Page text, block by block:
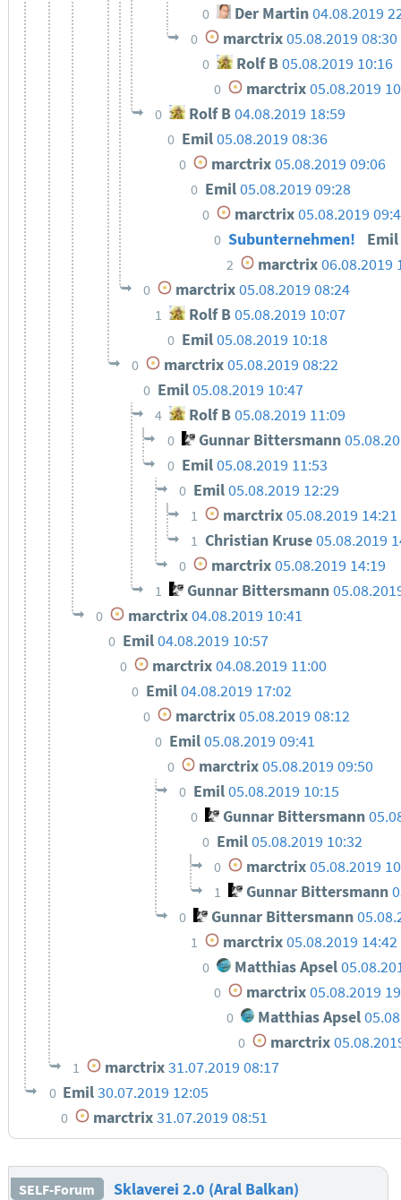
0 Der Martin04.08.2019
0 marctrix05.08.2019 08:30
0 Rolf B05.08.2019 10:16
0 marctrix05.08.2019
0 Rolf B04.08.2019 18:59
0 Emil05.08.2019 08:36
0 marctrix 05.08.2019 09:06
0 Emil05.08.2019 09:28
0 marctrix05.08.2019
0 Subunternehmen!
2 marctrix06.08.2019
0 marctrix05.08.2019 08:24
1 Rolf B05.08.2019 10:07
0 Emil05.08.2019 10:18
0 marctrix05.08.2019 08:22
0 Emil05.08.2019 10:47
4 Rolf B05.08.2019 11:09
0 Gunnar Bittersmann
0 Emil05.08.2019 11:53
0 Emil05.08.2019 12:29
1 marctrix05.08.2019 14:21
1 Christian Kruse05.08.2019
0 marctrix 05.08.2019 14:19
1 Gunnar Bittersmann
0 marctrix04.08.2019 10:41
0 Emil04.08.2019 10:57
0 marctrix 04.08.2019 11:00
0 Emil04.08.2019 17:02
0 marctrix05.08.2019 08:12
0 Emil05.08.2019 09:41
0 marctrix05.08.2019 09:50
0 Emil05.08.2019 10:15
0 Gunnar Bittersmann
0 Emil05.08.2019 10:32
0 marctrix05.08.2019
1 Gunnar Bittersmann
0 Gunnar Bittersmann
1 marctrix05.08.2019 14:42
0 Matthias Apsel
0 marctrix05.08.2019
0 Matthias Apsel
0 marctrix
1 marctrix31.07.2019 08:17
0 Emil30.07.2019 12:05
0 marctrix 31.07.2019 08:51
SELF-Forum Sklaverei 2.0 (Aral Balkan)